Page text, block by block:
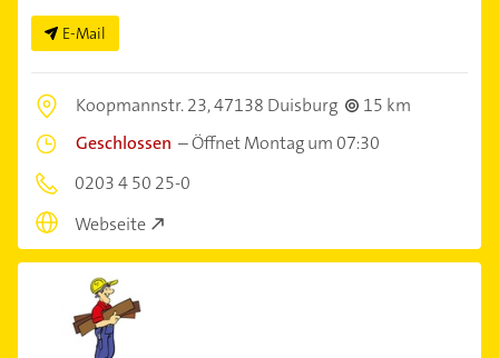
E-Mail
Koopmannstr. 23,47138 Duisburg
15 km
Geschlossen –Öffnet Montag um 07:30
0203 4 50 25-0
Webseite